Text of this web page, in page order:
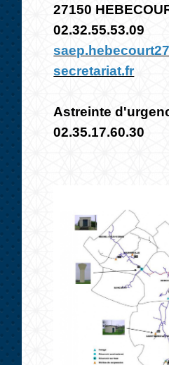
27150
02.32.55.53.09
secretariat.fr
Astreinte
02.35.17.60.30